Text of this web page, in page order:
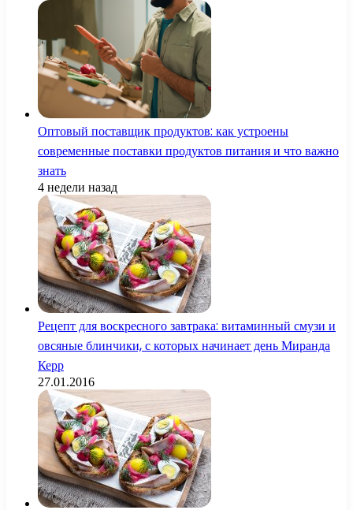
Оптовый поставщик продуктов: как устроены
современные поставки продуктов питания и что важно
знать
4 недели назад
Рецепт для воскресного завтрака: витаминный смузи и
овсяные блинчики, с которых начинает день Миранда
Керр
27.01.2016